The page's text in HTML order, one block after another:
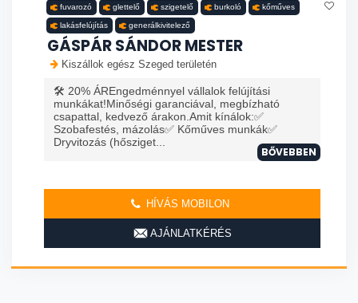
fuvarozó glettelő szigetelő burkoló kőműves
lakásfelújítás generálkivitelező
GÁSPÁR SÁNDOR MESTER
Kiszállok egész Szeged területén
🛠️ 20% ÁREngedménnyel vállalok felújítási
munkákat!Minőségi garanciával, megbízható
csapattal, kedvező árakon.Amit kínálok:✅
Szobafestés, mázolás✅ Kőműves munkák✅
Dryvitozás (hősziget...
BŐVEBBEN
HÍVÁS MOBILON
AJÁNLATKÉRÉS